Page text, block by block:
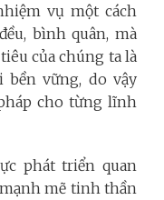
vụ một cách
bình quân, mà
của chúng ta là
vững, do vậy
cho từng lĩnh
phát triển quan
mẽ tinh thần